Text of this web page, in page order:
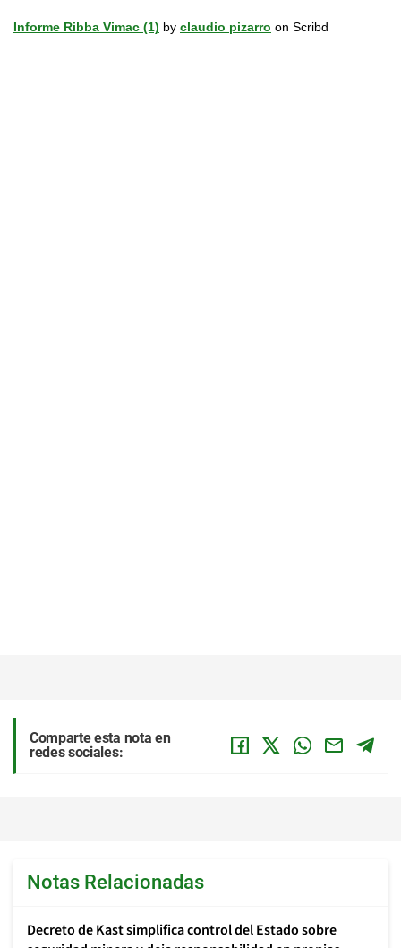
Informe Ribba Vimac (1) by claudio pizarro on Scribd
Comparte esta nota en
redes sociales:
Notas Relacionadas
Decreto de Kast simplifica control del Estado sobre